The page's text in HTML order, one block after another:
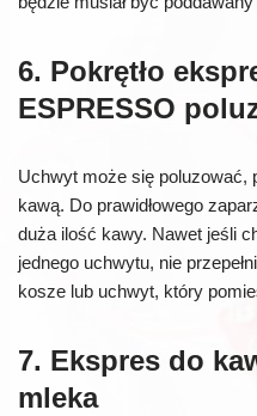
6. Pokrętło
ESPRESSO
Uchwyt może się poluzować,
kawą. Do prawidłowego
duża ilość kawy. Nawet jeśli
jednego uchwytu, nie
kosze lub uchwyt, który
7. Ekspres do
mleka